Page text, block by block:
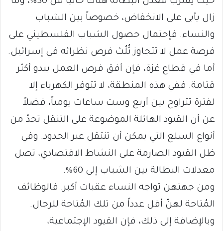
زال يأبى على الانخفاض، خصوصاً بين الشباب
والنساء. فإحتمال حصول الشباب الفلسطيني على
فرصة عمل لا تتجاوز ثُلُث فرص نظرائه في إسرائيل.
أما في قطاع غزة، فإن أفق فرص العمل يبدو أكثر
قتامة. ففي هذه المنطقة، لا تتوفر الكهرباء إلا
لفترة تتراوح بين أربع وست ساعات يومياً، فضلاً
عن أن القيود الهائلة الموضوعة على التنقل تحدّ من
أنواع السلع التي يمكن أن تنتقل عبر الحدود. وفي
ظل القيود الصارمة على النشاط الاقتصادي، تصل
معدلات البطالة بين الشباب إلى 60%.
ومن جهتهن تواجه النساء عقبات أكبر. فالوظائف
المُتاحة لهنّ أقل عدداً من تلك المُتاحة للرجال.
وبالإضافة إلى ذلك، فإن القيود الإجتماعية،